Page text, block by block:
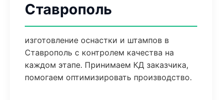
Ставрополь
изготовление оснастки и штампов в
Ставрополь с контролем качества на
каждом этапе. Принимаем КД заказчика,
помогаем оптимизировать производство.